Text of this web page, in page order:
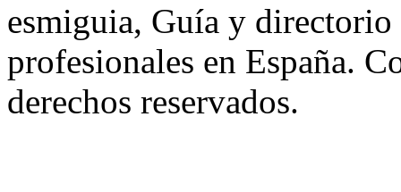
esmiguia, Guía y directorio
profesionales en España.
derechos reservados.